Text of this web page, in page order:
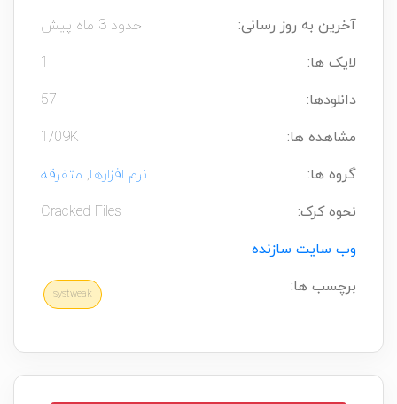
آخرین به روز رسانی:
حدود 3 ماه پیش
لایک ها:
1
دانلودها:
57
مشاهده ها:
1/09K
گروه ها:
نرم افزارها, متفرقه
نحوه کرک:
Cracked Files
وب سایت سازنده
برچسب ها:
systweak